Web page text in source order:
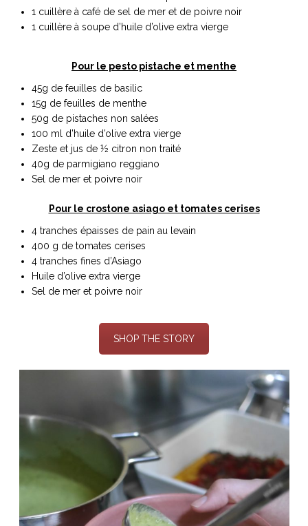
1 cuillère à café de sel de mer et de poivre noir
1 cuillère à soupe d’huile d’olive extra vierge
Pour le pesto pistache et menthe
45g de feuilles de basilic
15g de feuilles de menthe
50g de pistaches non salées
100 ml d’huile d’olive extra vierge
Zeste et jus de ½ citron non traité
40g de parmigiano reggiano
Sel de mer et poivre noir
Pour le crostone asiago et tomates cerises
4 tranches épaisses de pain au levain
400 g de tomates cerises
4 tranches fines d’Asiago
Huile d’olive extra vierge
Sel de mer et poivre noir
SHOP THE STORY